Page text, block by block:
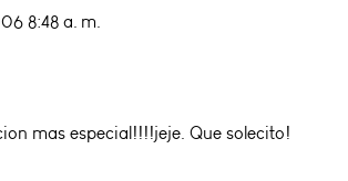
8:48 a. m.
mas especial!!!!jeje. Que solecito!